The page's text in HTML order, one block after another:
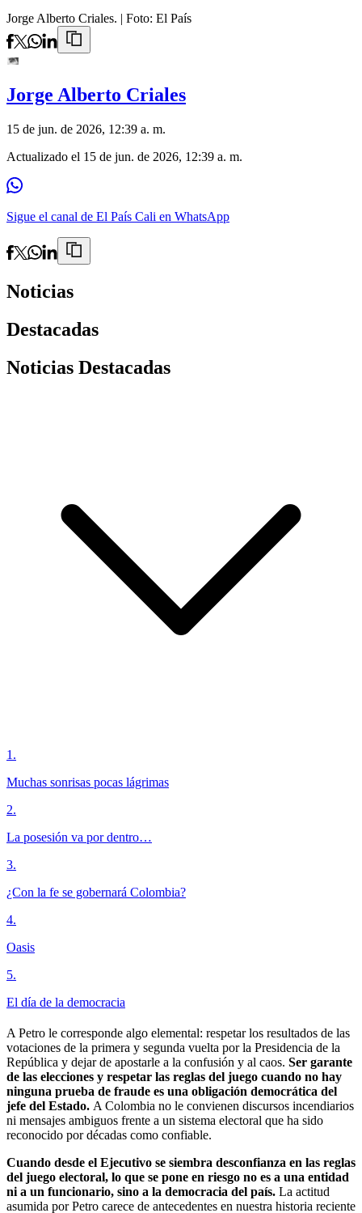
Jorge Alberto Criales. | Foto: El País
Jorge Alberto Criales
15 de jun. de 2026, 12:39 a. m.
Actualizado el 15 de jun. de 2026, 12:39 a. m.
Sigue el canal de El País Cali en WhatsApp
Noticias
Destacadas
Noticias Destacadas
1 .
Muchas sonrisas pocas lágrimas
2.
La posesión va por dentro…
3.
¿Con la fe se gobernará Colombia?
4.
Oasis
5.
El día de la democracia
A Petro le corresponde algo elemental: respetar los resultados de las
votaciones de la primera y segunda vuelta por la Presidencia de la
República y dejar de apostarle a la confusión y al caos. Ser garante
de las elecciones y respetar las reglas del juego cuando no hay
ninguna prueba de fraude es una obligación democrática del
jefe del Estado. A Colombia no le convienen discursos incendiarios
ni mensajes ambiguos frente a un sistema electoral que ha sido
reconocido por décadas como confiable.
Cuando desde el Ejecutivo se siembra desconfianza en las reglas
del juego electoral, lo que se pone en riesgo no es a una entidad
ni a un funcionario, sino a la democracia del país. La actitud
asumida por Petro carece de antecedentes en nuestra historia reciente